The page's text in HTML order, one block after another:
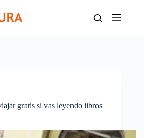
gratis si vas leyendo libros